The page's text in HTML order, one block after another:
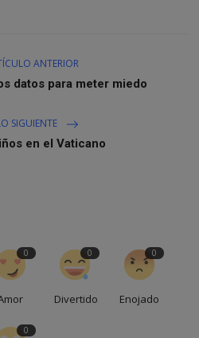
ANTERIOR
datos para meter miedo
SIGUIENTE
en el Vaticano
0 0
Divertido
0
Enojado
0